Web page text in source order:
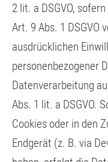
2 lit. a DSGVO,
Art. 9 Abs. 1 DSGVO
ausdrücklichen
personenbezogener
Datenverarbeitung
Abs. 1 lit. a DSGVO.
Cookies oder in den
Endgerät (z. B. via